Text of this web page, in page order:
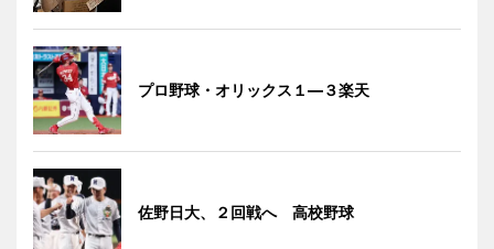
プロ野球・オリックス１―３楽天
佐野日大、２回戦へ 高校野球